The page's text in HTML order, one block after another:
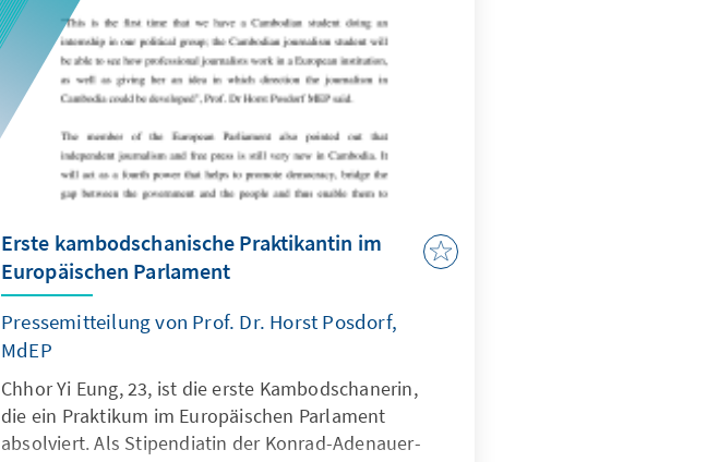
Erste kambodschanische Praktikantin im
Europäischen Parlament
Pressemitteilung von Prof. Dr. Horst Posdorf,
MdEP
Chhor Yi Eung, 23, ist die erste Kambodschanerin,
die ein Praktikum im Europäischen Parlament
absolviert. Als Stipendiatin der Konrad-Adenauer-